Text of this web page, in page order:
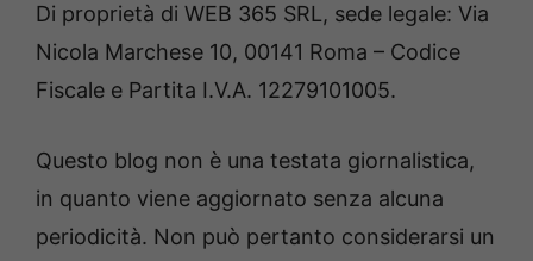
Di proprietà di WEB 365 SRL, sede legale: Via
Nicola Marchese 10, 00141 Roma – Codice
Fiscale e Partita I.V.A. 12279101005.
Questo blog non è una testata giornalistica,
in quanto viene aggiornato senza alcuna
periodicità. Non può pertanto considerarsi un